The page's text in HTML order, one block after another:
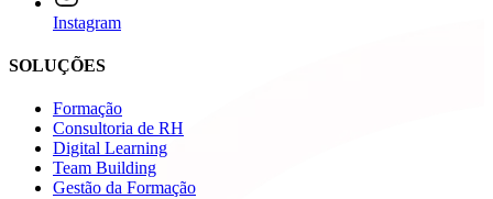
Instagram
SOLUÇÕES
Formação
Consultoria de RH
Digital Learning
Team Building
Gestão da Formação